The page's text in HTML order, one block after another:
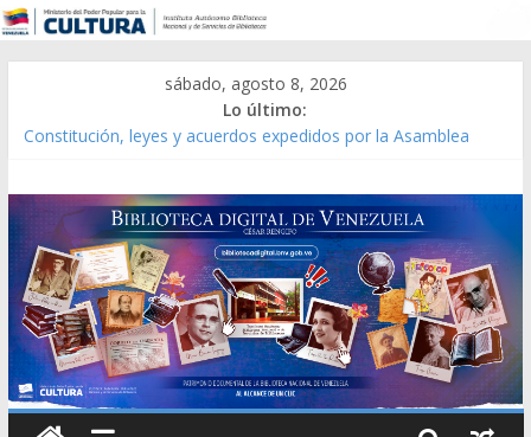
sábado, agosto 8, 2026
Lo último:
Constitución, leyes y acuerdos expedidos por la Asamblea
Modesta Bor Sánchez [material gráfico]
Gaceta Oficial de la República de Venezuela año CXXXIII Mes V,
Caracas 09 de marzo de 2006 N° 38.394
Catálogo temático de obras de Modesta Bor